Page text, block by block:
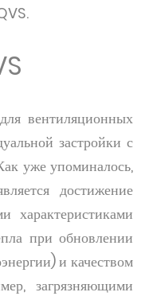
вентиляционных
застройки с
уже упоминалось,
достижение
характеристиками
при обновлении
и качеством
загрязняющими